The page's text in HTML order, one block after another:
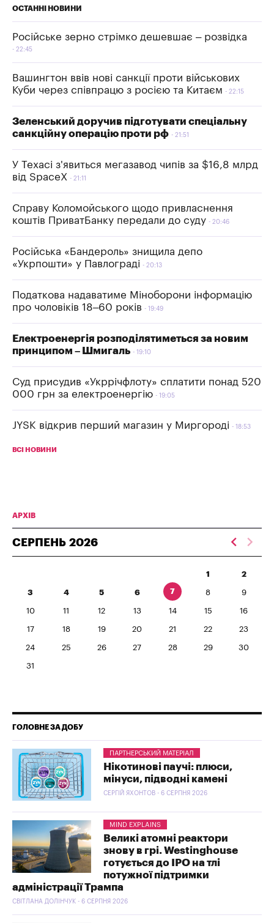
ОСТАННІ НОВИНИ
Російське зерно стрімко дешевшає – розвідка
22:45
Вашингтон ввів нові санкції проти військових
Куби через співпрацю з росією та Китаєм
22:15
Зеленський доручив підготувати спеціальну
санкційну операцію проти рф
21:51
У Техасі з'явиться мегазавод чипів за $16,8 млрд
від SpaceX
21:11
Справу Коломойського щодо привласнення
коштів ПриватБанку передали до суду
20:46
Російська «Бандероль» знищила депо
«Укрпошти» у Павлограді
20:13
Податкова надаватиме Міноборони інформацію
про чоловіків 18–60 років
19:49
Електроенергія розподілятиметься за новим
принципом – Шмигаль
19:10
Суд присудив «Укррічфлоту» сплатити понад 520
000 грн за електроенергію
19:05
JYSK відкрив перший магазин у Миргороді 18:53
ВСІ НОВИНИ
АРХІВ
СЕРПЕНЬ 2026
1 2
3 4 5 6 7 8 9
10 11 12 13 14 15 16
17 18 19 20 21 22 23
24 25 26 27 28 29 30
31
ГОЛОВНЕ ЗА ДОБУ
ПАРТНЕРСЬКИЙ МАТЕРІАЛ
Нікотинові паучі: плюси,
мінуси, підводні камені
СЕРГІЙ ЯХОНТОВ - 6 СЕРПНЯ 2026
MIND EXPLAINS
Великі атомні реактори
знову в грі. Westinghouse
готується до IPO на тлі
потужної підтримки
адміністрації Трампа
СВІТЛАНА ДОЛІНЧУК - 6 СЕРПНЯ 2026